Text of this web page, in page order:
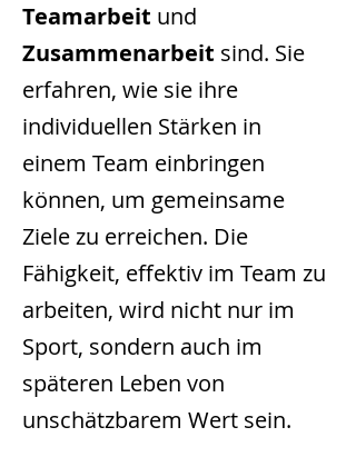
Teamarbeit und
Zusammenarbeit sind. Sie
erfahren, wie sie ihre
individuellen Stärken in
einem Team einbringen
können, um gemeinsame
Ziele zu erreichen. Die
Fähigkeit, effektiv im Team zu
arbeiten, wird nicht nur im
Sport, sondern auch im
späteren Leben von
unschätzbarem Wert sein.